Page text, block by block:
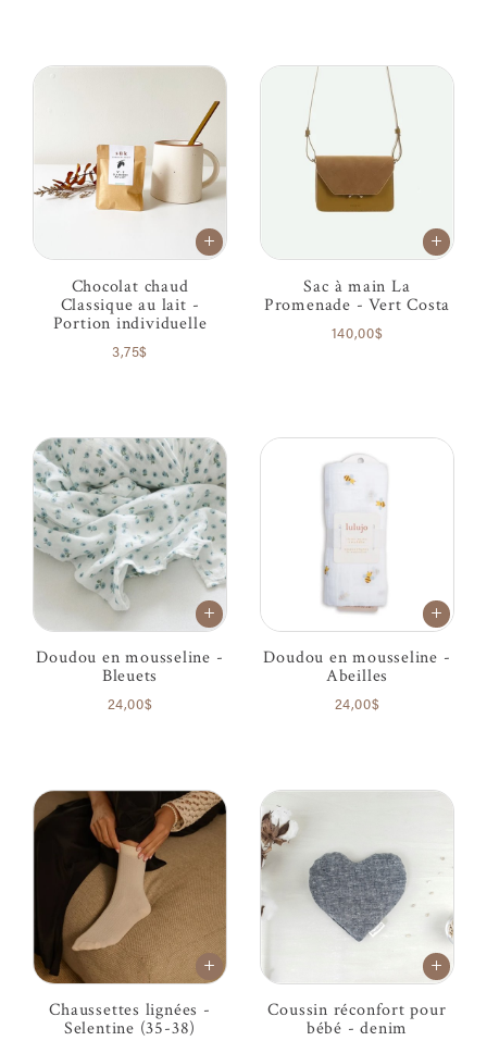
Chocolat chaud
Classique au lait -
Portion individuelle
3,75$
Sac à main La
Promenade - Vert Costa
140,00$
Doudou en mousseline -
Bleuets
24,00$
Doudou en mousseline -
Abeilles
24,00$
Chaussettes lignées -
Selentine (35-38)
Coussin réconfort pour
bébé - denim